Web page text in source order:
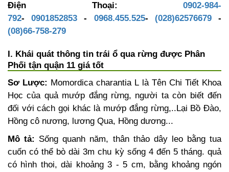
Điện Thoại: 0902-984-
792-0901852853 - 0968.455.525- (028)62576679-
(08)66-758-279
I. Khái quát thông tin trái ổ qua rừng được Phân
Phối tận quận 11 giá tốt
Sơ Lược: Momordica charantia L là Tên Chi Tiết Khoa
Học của quả mướp đắng rừng, người ta còn biết đến
đối với cách gọi khác là mướp đắng rừng,..Lại Bồ Đào,
Hồng cô nương, lương Qua, Hồng dương...
Mô tả: Sống quanh năm, thân thảo dây leo bằng tua
cuốn có thể bò dài 3m chu kỳ sống 4 đến 5 tháng. quả
có hình thoi, dài khoảng 3 - 5 cm, bằng khoảng ngón